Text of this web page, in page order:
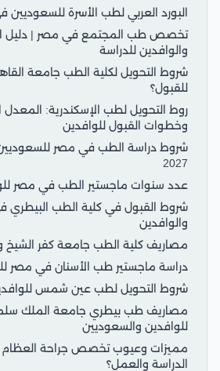
البورد العربي لطب الأسرة
تخصص طب المجتمع في مصر | دليل
والوافدين للدراسة
شروط التحويل لكلية الطب جامعة
للقبول؟
روط التحويل لطب الإسكندرية:
وخطوات القبول للوافدين
شروط دراسة الطب في مصر
2027
عدد سنوات ماجستير الطب في مصر
شروط القبول في كلية الطب البيطري
والوافدين
مصاريف كلية الطب جامعة كفر الشيخ
دراسة ماجستير طب الأسنان في مصر
شروط التحويل لطب عين شمس
مصاريف طب بيطري جامعة الملك
للوافدين والسعوديين
مميزات وعيوب تخصص جراحة
الدراسة والعمل؟